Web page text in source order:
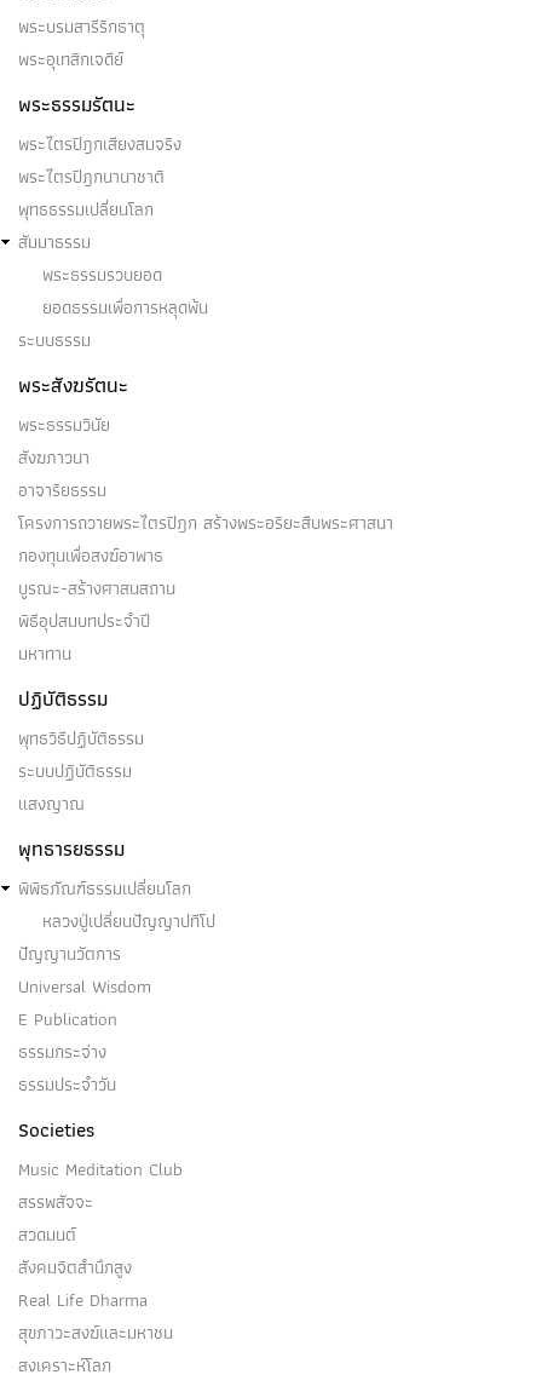
พระบรมสารีริกธาตุ
พระอุเทสิกเจดีย์
พระธรรมรัตนะ
พระไตรปิฎกเสียงสมจริง
พระไตรปิฎกนานาชาติ
พุทธธรรมเปลี่ยนโลก
สัมมาธรรม
พระธรรมรวบยอด
ยอดธรรมเพื่อการหลุดพ้น
ระบบธรรม
พระสังฆรัตนะ
พระธรรมวินัย
สังฆภาวนา
อาจาริยธรรม
โครงการถวายพระไตรปิฎก สร้างพระอริยะสืบพระศาสนา
กองทุนเพื่อสงฆ์อาพาธ
บูรณะ-สร้างศาสนสถาน
พิธีอุปสมบทประจำปี
มหาทาน
ปฏิบัติธรรม
พุทธวิธีปฏิบัติธรรม
ระบบปฏิบัติธรรม
แสงญาณ
พุทธารยธรรม
พิพิธภัณฑ์ธรรมเปลี่ยนโลก
หลวงปู่เปลี่ยนปัญญาปทีโป
ปัญญานวัตการ
Universal Wisdom
E Publication
ธรรมกระจ่าง
ธรรมประจำวัน
Societies
Music Meditation Club
สรรพสัจจะ
สวดมนต์
สังคมจิตสำนึกสูง
Real Life Dharma
สุขภาวะสงฆ์และมหาชน
สงเคราะห์โลก